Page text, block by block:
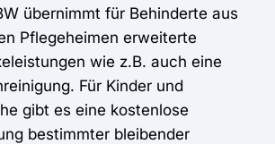
übernimmt für Behinderte aus
Pflegeheimen erweiterte
wie z.B. auch eine
Für Kinder und
gibt es eine kostenlose
bestimmter bleibender